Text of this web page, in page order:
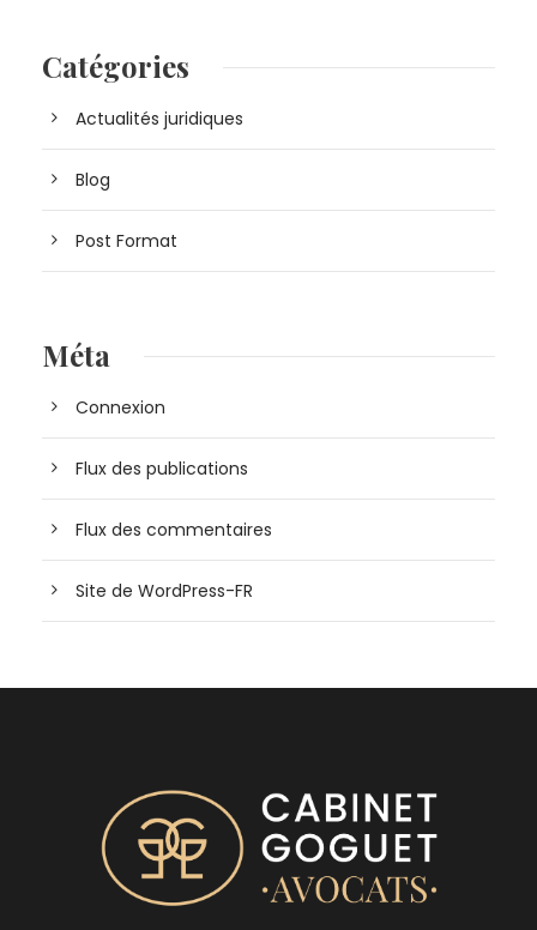
Catégories
Actualités juridiques
Blog
Post Format
Méta
Connexion
Flux des publications
Flux des commentaires
Site de WordPress-FR